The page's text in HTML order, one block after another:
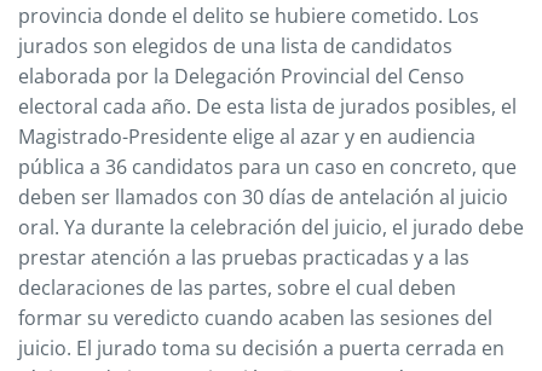
provincia donde el delito se hubiere cometido. Los
jurados son elegidos de una lista de candidatos
elaborada por la Delegación Provincial del Censo
electoral cada año. De esta lista de jurados posibles, el
Magistrado-Presidente elige al azar y en audiencia
pública a 36 candidatos para un caso en concreto, que
deben ser llamados con 30 días de antelación al juicio
oral. Ya durante la celebración del juicio, el jurado debe
prestar atención a las pruebas practicadas y a las
declaraciones de las partes, sobre el cual deben
formar su veredicto cuando acaben las sesiones del
juicio. El jurado toma su decisión a puerta cerrada en